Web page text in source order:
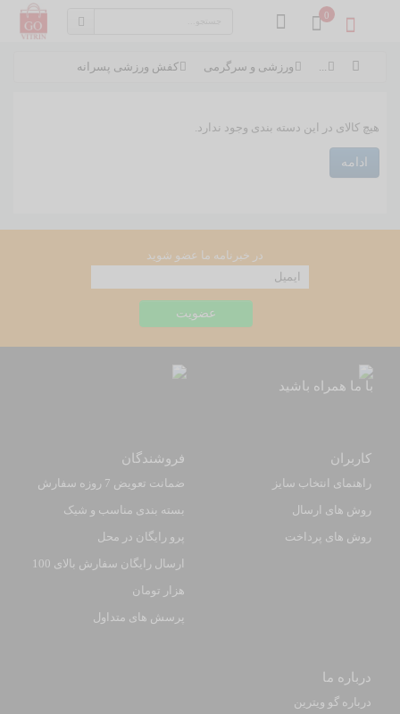
0
... ورزشی و سرگرمی کفش ورزشی پسرانه
هیچ کالای در این دسته بندی وجود ندارد.
ادامه
در خبرنامه ما عضو شوید
با ما همراه باشید
کاربران
راهنمای انتخاب سایز
روش های ارسال
روش های پرداخت
فروشندگان
ضمانت تعویض 7 روزه سفارش
بسته بندی مناسب و شیک
پرو رایگان در محل
ارسال رایگان سفارش بالای 100
هزار تومان
پرسش های متداول
درباره ما
درباره گو ویترین